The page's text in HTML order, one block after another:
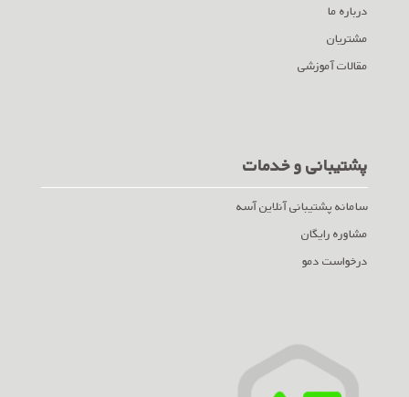
درباره ما
مشتریان
مقالات آموزشی
پشتیبانی و خدمات
سامانه پشتیبانی آنلاین آسه
مشاوره رایگان
درخواست دمو